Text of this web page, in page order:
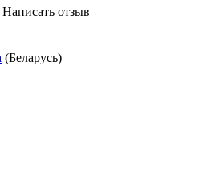
Написать отзыв
(Беларусь)